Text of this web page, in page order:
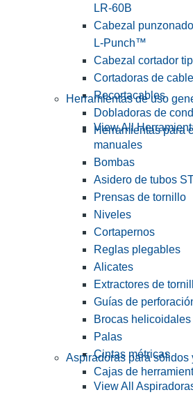
LR-60B
Cabezal
L-Punch™
Cabezal cortador
Cortadoras de
Recortacables
Dobladoras de
Herramientas para
Herramientas de uso
View All
manuales
Bombas
Asidero de tubos
Prensas de tornillo
Niveles
Cortapernos
Reglas plegables
Alicates
Extractores de
Guías de
Brocas helicoidales
Palas
Cintas métricas
Cajas de
Aspiradoras para sólidos
View All